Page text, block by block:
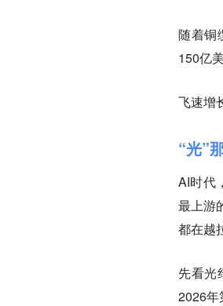
随着铜
150亿
飞速增
“光”
AI时代
最上游
都在越
先看光
2026年